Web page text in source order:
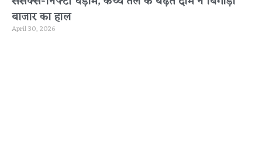
बाजार का हाल
April 30, 2026